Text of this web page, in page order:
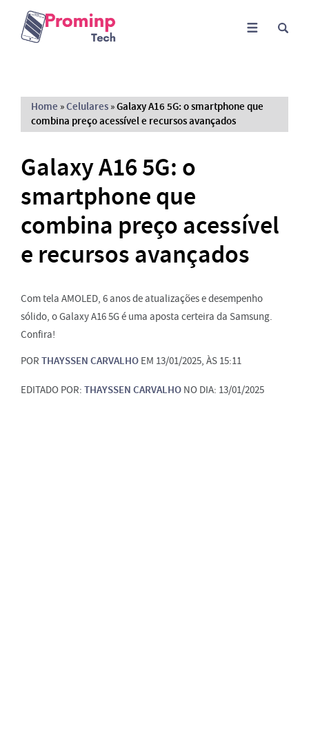
Home »Celulares »Galaxy A16 5G: o smartphone que
combina preço acessível e recursos avançados
Galaxy A16 5G: o
smartphone que
combina preço acessível
e recursos avançados
Com tela AMOLED, 6 anos de atualizações e desempenho
sólido, o Galaxy A16 5G é uma aposta certeira da Samsung.
Confira!
POR THAYSSEN CARVALHO EM 13/01/2025, ÀS 15:11
EDITADO POR: THAYSSEN CARVALHO NO DIA: 13/01/2025